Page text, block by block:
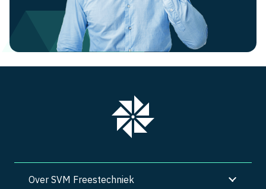
Over SVM Freestechniek